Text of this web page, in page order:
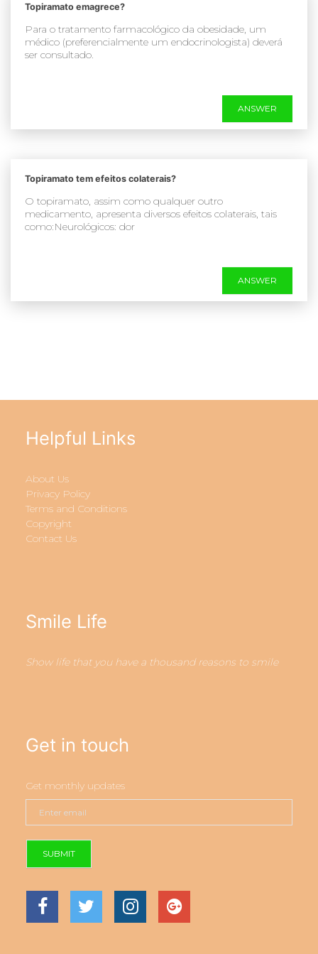
Topiramato emagrece?
Para o tratamento farmacológico da obesidade, um
médico (preferencialmente um endocrinologista) deverá
ser consultado.
ANSWER
Topiramato tem efeitos colaterais?
O topiramato, assim como qualquer outro
medicamento, apresenta diversos efeitos colaterais, tais
como:Neurológicos: dor
ANSWER
Helpful Links
About Us
Privacy Policy
Terms and Conditions
Copyright
Contact Us
Smile Life
Show life that you have a thousand reasons to smile
Get in touch
Get monthly updates
SUBMIT